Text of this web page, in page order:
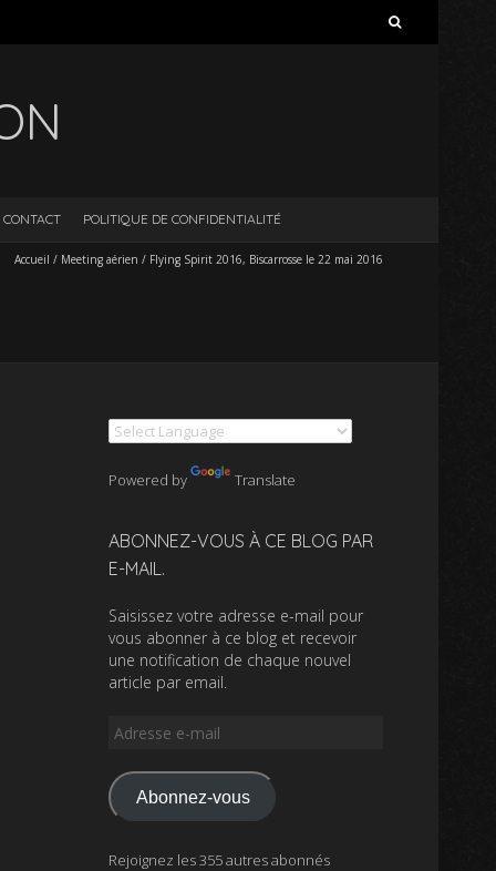
CONTACT POLITIQUE DE CONFIDENTIALITÉ
Accueil / Meeting aérien / Flying Spirit 2016, Biscarrosse le 22 mai 2016
Powered by Translate
ABONNEZ-VOUS À CE BLOG PAR
E-MAIL.
Saisissez votre adresse e-mail pour
vous abonner à ce blog et recevoir
une notification de chaque nouvel
article par email.
Adresse
mail
Abonnez-vous
Rejoignez les 355 autres abonnés